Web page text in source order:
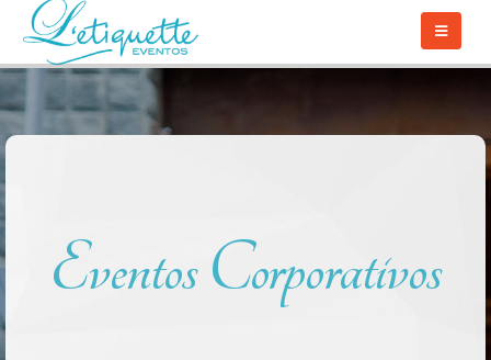
Eventos Corporativos